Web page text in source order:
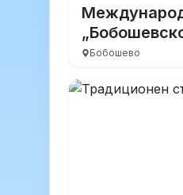
Бобошево